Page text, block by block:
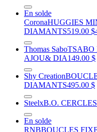
En solde
CoronaHUGGIES
DIAMANTS519.00 $
Thomas SaboTSABO
AJOU& DIA149.00 $
Shy Creation
DIAMANTS495.00 $
SteelxB.O.
En solde
RNBBOUCLES